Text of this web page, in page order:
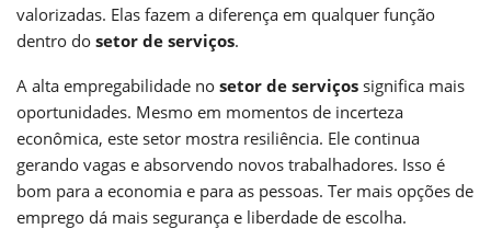
valorizadas. Elas fazem a diferença em qualquer função
dentro do setor de serviços.
A alta empregabilidade no setor de serviços significa mais
oportunidades. Mesmo em momentos de incerteza
econômica, este setor mostra resiliência. Ele continua
gerando vagas e absorvendo novos trabalhadores. Isso é
bom para a economia e para as pessoas. Ter mais opções de
emprego dá mais segurança e liberdade de escolha.